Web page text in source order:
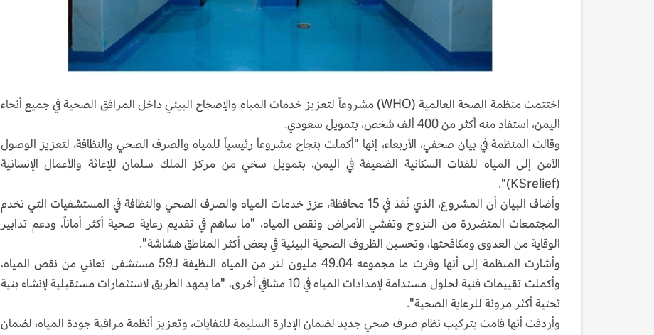
اختتمت منظمة الصحة العالمية (WHO) مشروعاً لتعزيز خدمات المياه والإصحاح البيئي داخل المرافق الصحية في جميع أنحاء
اليمن، استفاد منه أكثر من 400 ألف شخص، بتمويل سعودي.
وقالت المنظمة في بيان صحفي، الأربعاء، إنها "أكملت بنجاح مشروعاً رئيسياً للمياه والصرف الصحي والنظافة، لتعزيز الوصول
الآمن إلى المياه للفئات السكانية الضعيفة في اليمن، بتمويل سخي من مركز الملك سلمان للإغاثة والأعمال الإنسانية
(KSrelief)".
وأضاف البيان أن المشروع، الذي نُفذ في 15 محافظة، عزز خدمات المياه والصرف الصحي والنظافة في المستشفيات التي تخدم
المجتمعات المتضررة من النزوح وتفشي الأمراض ونقص المياه، "ما ساهم في تقديم رعاية صحية أكثر أماناً، ودعم تدابير
الوقاية من العدوى ومكافحتها، وتحسين الظروف الصحية البيئية في بعض أكثر المناطق هشاشة".
وأشارت المنظمة إلى أنها وفرت ما مجموعه 49.04 مليون لتر من المياه النظيفة لـ59 مستشفى تعاني من نقص المياه،
وأكملت تقييمات فنية لحلول مستدامة لإمدادات المياه في 10 مشافي أخرى، "ما يمهد الطريق لاستثمارات مستقبلية لإنشاء بنية
تحتية أكثر مرونة للرعاية الصحية".
وأردفت أنها قامت بتركيب نظام صرف صحي جديد لضمان الإدارة السليمة للنفايات، وتعزيز أنظمة مراقبة جودة المياه، لضمان